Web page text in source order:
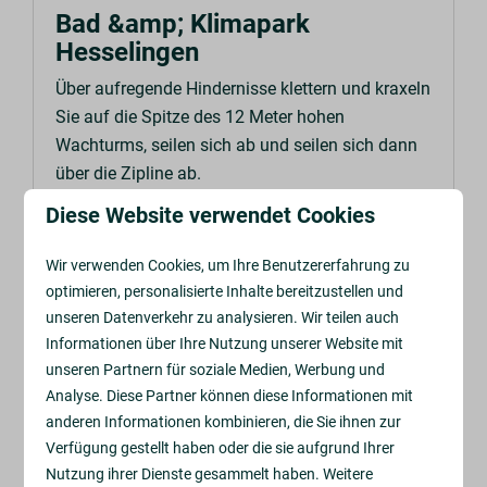
Bad &amp; Klimapark
Hesselingen
Über aufregende Hindernisse klettern und kraxeln
Sie auf die Spitze des 12 Meter hohen
Wachturms, seilen sich ab und seilen sich dann
über die Zipline ab.
In Parknähe: 40km
Diese Website verwendet Cookies
Wir verwenden Cookies, um Ihre Benutzererfahrung zu
optimieren, personalisierte Inhalte bereitzustellen und
unseren Datenverkehr zu analysieren. Wir teilen auch
Informationen über Ihre Nutzung unserer Website mit
unseren Partnern für soziale Medien, Werbung und
Analyse. Diese Partner können diese Informationen mit
anderen Informationen kombinieren, die Sie ihnen zur
Verfügung gestellt haben oder die sie aufgrund Ihrer
Nutzung ihrer Dienste gesammelt haben. Weitere